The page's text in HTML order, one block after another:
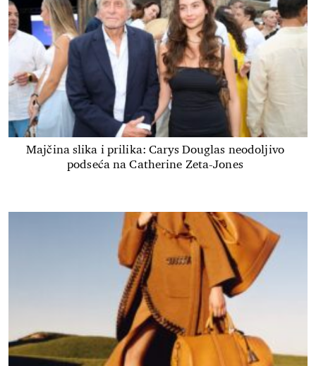
Majčina slika i prilika: Carys Douglas neodoljivo
podseća na Catherine Zeta-Jones